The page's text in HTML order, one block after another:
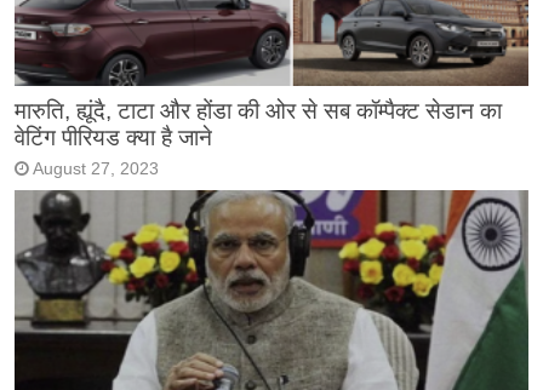
मारुति, ह्यूंदै, टाटा और होंडा की ओर से सब कॉम्पैक्ट सेडान का
वेटिंग पीरियड क्या है जाने
August 27, 2023